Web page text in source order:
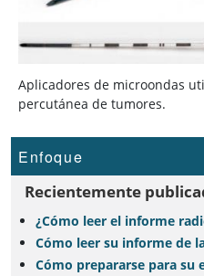
Aplicadores de microondas
percutánea de tumores.
Enfoque
Recientemente
¿Cómo leer el informe
Cómo leer su informe de
Cómo prepararse para su